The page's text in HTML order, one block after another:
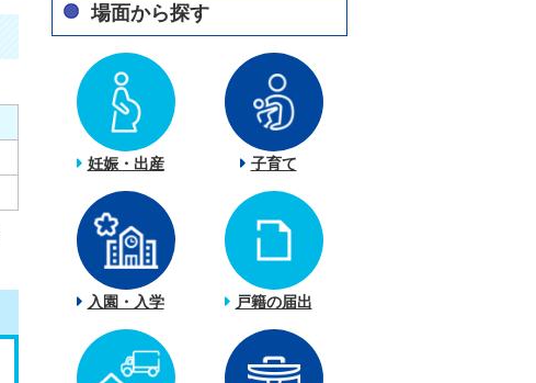
場面から探す
妊娠・出産 子育て
入園・入学 戸籍の届出